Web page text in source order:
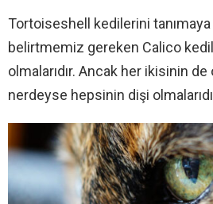
Tortoiseshell kedilerini
belirtmemiz gereken Calico
olmalarıdır. Ancak her ikisinin
nerdeyse hepsinin dişi